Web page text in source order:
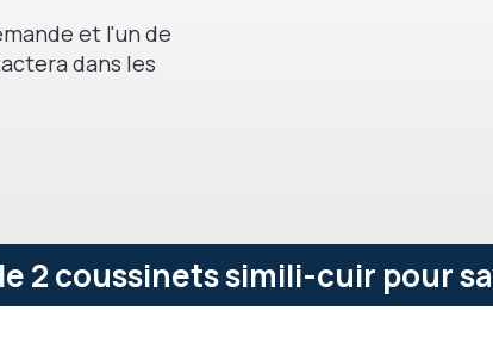
et l'un de
dans les
2 coussinets simili-cuir pour